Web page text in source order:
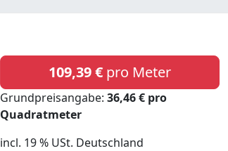
109,39 € pro Meter
Grundpreisangabe: 36,46 € pro
Quadratmeter
incl. 19 % USt. Deutschland